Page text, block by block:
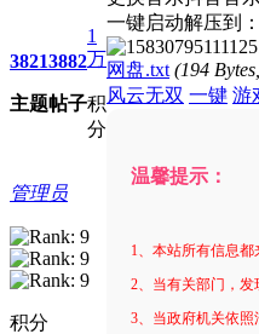
3821
主题
3882
帖子
1
万
积
分
管理员
积分
一键启动解压到：
网盘.txt (194
风云无双 一键 游
温馨提示：
1、本站所有信息都
2、当有关部门，发
3、当政府机关依照